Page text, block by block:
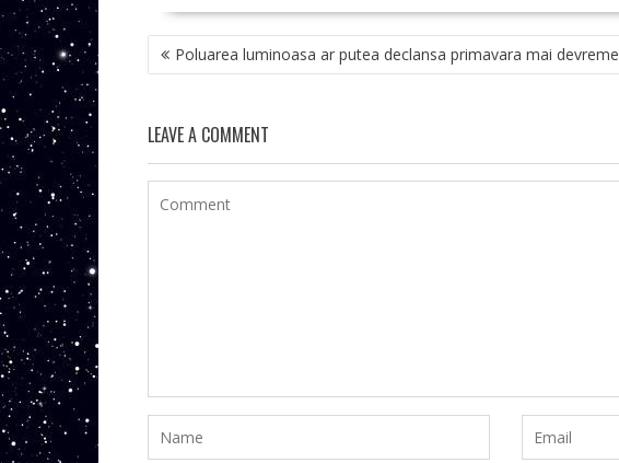
NAVIGARE
ÎN Poluarea luminoasa ar putea declansa primavara mai devreme
LEAVE A COMMENT